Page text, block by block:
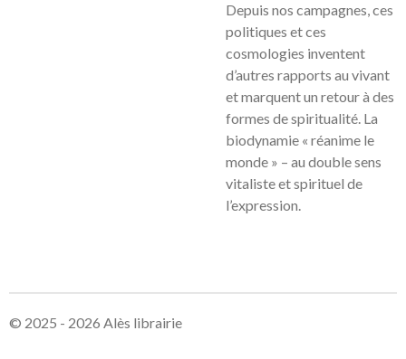
Depuis nos campagnes, ces
politiques et ces
cosmologies inventent
d’autres rapports au vivant
et marquent un retour à des
formes de spiritualité. La
biodynamie « réanime le
monde » – au double sens
vitaliste et spirituel de
l’expression.
© 2025 - 2026 Alès librairie